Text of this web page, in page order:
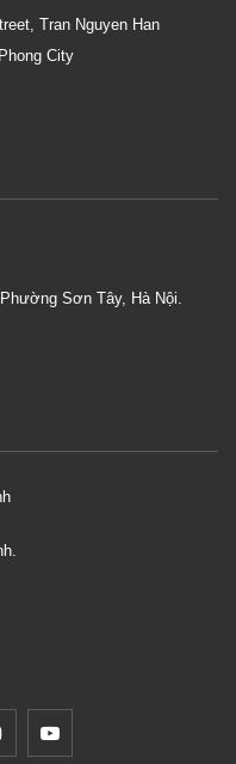
Tran Nguyen Han
City
Sơn Tây, Hà Nội.